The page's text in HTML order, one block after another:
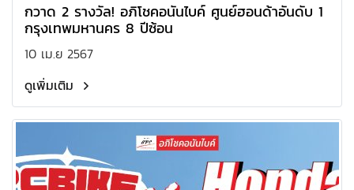
กวาด 2 รางวัล! อภิโชคอนันไบค์ ศูนย์ฮอนด้าอันดับ 1
กรุงเทพมหานคร 8 ปีซ้อน
10 เม.ย 2567
ดูเพิ่มเติม